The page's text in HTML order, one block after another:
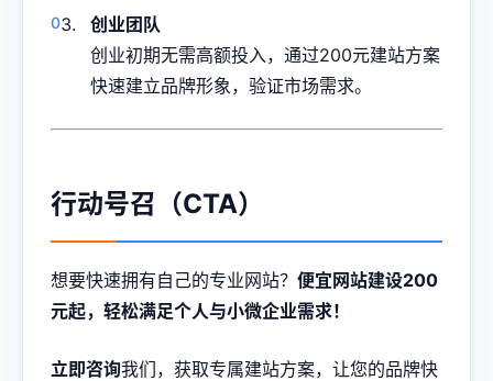
创业团队
创业初期无需高额投入，通过200元建站方案
快速建立品牌形象，验证市场需求。
行动号召（CTA）
想要快速拥有自己的专业网站？ 便宜网站建设200
元起，轻松满足个人与小微企业需求！
立即咨询我们，获取专属建站方案，让您的品牌快